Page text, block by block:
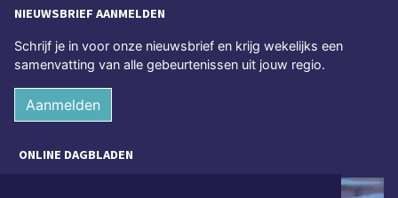
NIEUWSBRIEF AANMELDEN
Schrijf je in voor onze nieuwsbrief en krijg wekelijks een
samenvatting van alle gebeurtenissen uit jouw regio.
Aanmelden
ONLINE DAGBLADEN